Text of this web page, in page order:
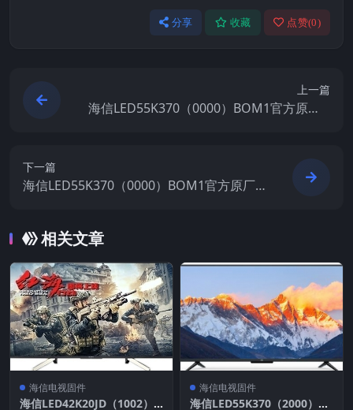
分享 收藏 点赞(0)
上一篇
海信LED55K370（0000）BOM1官方原厂U
下一篇
海信LED55K370（0000）BOM1官方原厂U
相关文章
海信电视固件
海信LED42K20JD（1002）B
海信电视固件
海信LED55K370（2000）B